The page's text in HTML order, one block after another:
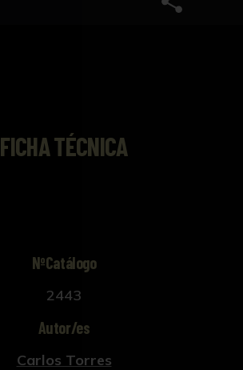
FICHA TÉCNICA
NºCatálogo
2443
Autor/es
Carlos Torres